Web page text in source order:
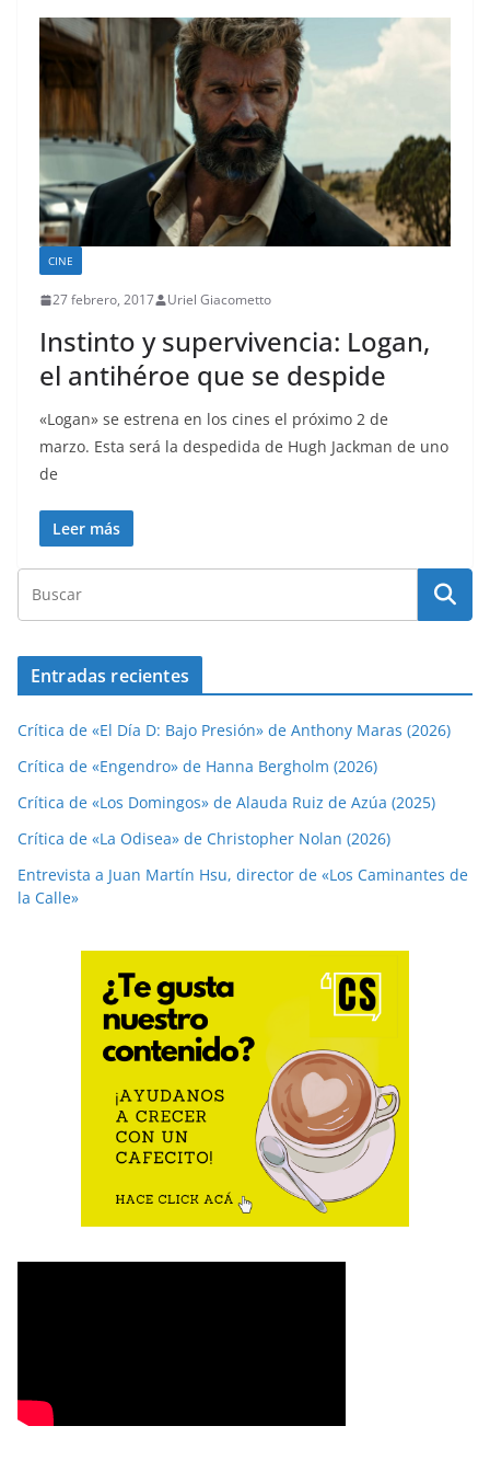
CINE
27 febrero, 2017 Uriel Giacometto
Instinto y supervivencia: Logan,
el antihéroe que se despide
«Logan» se estrena en los cines el próximo 2 de
marzo. Esta será la despedida de Hugh Jackman de uno
de
Leer más
Entradas recientes
Crítica de «El Día D: Bajo Presión» de Anthony Maras (2026)
Crítica de «Engendro» de Hanna Bergholm (2026)
Crítica de «Los Domingos» de Alauda Ruiz de Azúa (2025)
Crítica de «La Odisea» de Christopher Nolan (2026)
Entrevista a Juan Martín Hsu, director de «Los Caminantes de
la Calle»